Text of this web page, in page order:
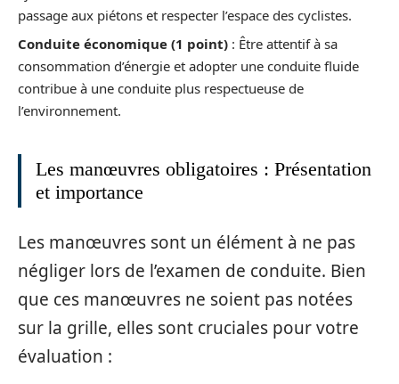
passage aux piétons et respecter l’espace des cyclistes.
Conduite économique (1 point) : Être attentif à sa
consommation d’énergie et adopter une conduite fluide
contribue à une conduite plus respectueuse de
l’environnement.
Les manœuvres obligatoires : Présentation
et importance
Les manœuvres sont un élément à ne pas
négliger lors de l’examen de conduite. Bien
que ces manœuvres ne soient pas notées
sur la grille, elles sont cruciales pour votre
évaluation :